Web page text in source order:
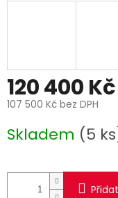
120 400 Kč
107 500 Kč bez DPH
cena:
Skladem (5